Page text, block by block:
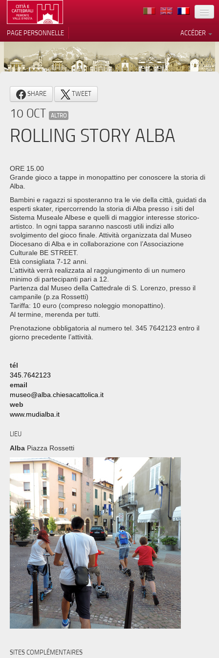
TERRITOIRE
ARCHITECTURE
MUSÉES
ITINÉRAIRES
EVÉNEMENTS
BÉNÉVOLES
CONTACTS
PRESS
ACCÉDER
PAGE PERSONNELLE
SHARE TWEET
10 OCT ALTRO
ROLLING STORY ALBA
ORE 15.00
Grande gioco a tappe in monopattino per conoscere la storia di
Alba.
Bambini e ragazzi si sposteranno tra le vie della città, guidati da
esperti skater, ripercorrendo la storia di Alba presso i siti del
Sistema Museale Albese e quelli di maggior interesse storico-
artistco. In ogni tappa saranno nascosti utili indizi allo
svolgimento del gioco finale. Attività organizzata dal Museo
Diocesano di Alba e in collaborazione con l’Associazione
Culturale BE STREET.
Età consigliata 7-12 anni.
L’attività verrà realizzata al raggiungimento di un numero
minimo di partecipanti pari a 12.
Partenza dal Museo della Cattedrale di S. Lorenzo, presso il
campanile (p.za Rossetti)
Tariffa: 10 euro (compreso noleggio monopattino).
Al termine, merenda per tutti.
Prenotazione obbligatoria al numero tel. 345 7642123 entro il
giorno precedente l’attività.
tél
345.7642123
email
museo@alba.chiesacattolica.it
web
www.mudialba.it
LIEU
Alba Piazza Rossetti
SITES COMPLÉMENTAIRES
Notification lors de la collecte
Vos choix en matière de
confidentialité